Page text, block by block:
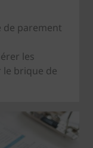
de parement
les
brique de